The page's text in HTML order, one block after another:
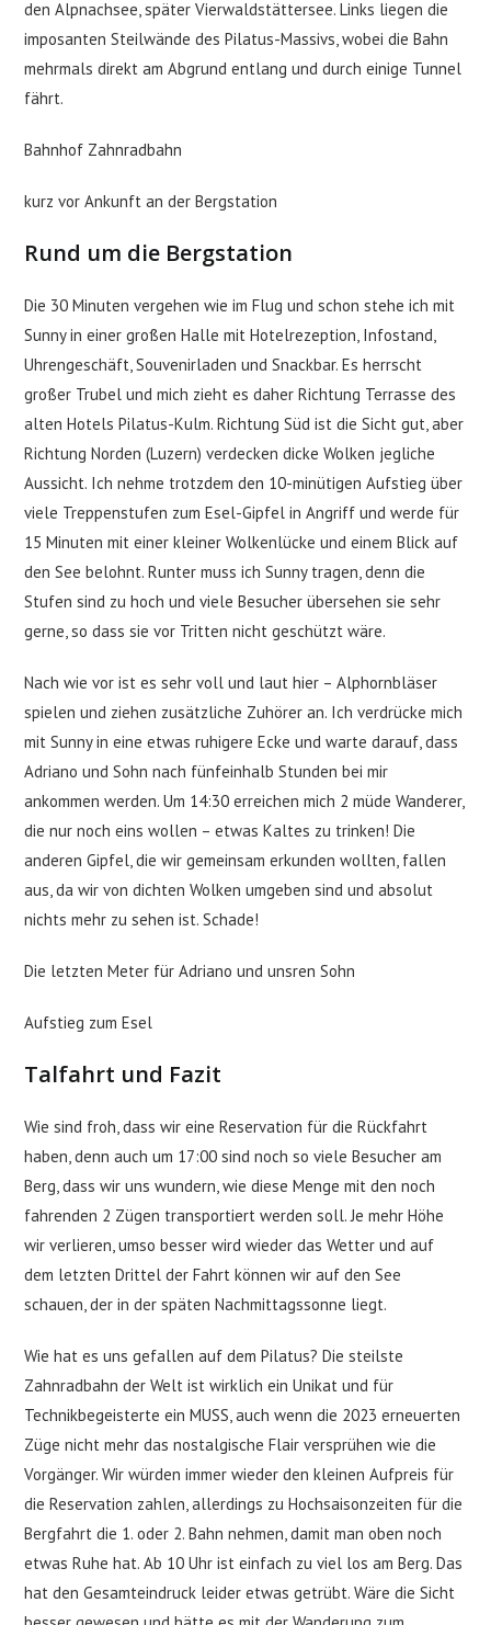
den Alpnachsee, später Vierwaldstättersee. Links liegen die
imposanten Steilwände des Pilatus-Massivs, wobei die Bahn
mehrmals direkt am Abgrund entlang und durch einige Tunnel
fährt.
Bahnhof Zahnradbahn
kurz vor Ankunft an der Bergstation
Rund um die Bergstation
Die 30 Minuten vergehen wie im Flug und schon stehe ich mit
Sunny in einer großen Halle mit Hotelrezeption, Infostand,
Uhrengeschäft, Souvenirladen und Snackbar. Es herrscht
großer Trubel und mich zieht es daher Richtung Terrasse des
alten Hotels Pilatus-Kulm. Richtung Süd ist die Sicht gut, aber
Richtung Norden (Luzern) verdecken dicke Wolken jegliche
Aussicht. Ich nehme trotzdem den 10-minütigen Aufstieg über
viele Treppenstufen zum Esel-Gipfel in Angriff und werde für
15 Minuten mit einer kleiner Wolkenlücke und einem Blick auf
den See belohnt. Runter muss ich Sunny tragen, denn die
Stufen sind zu hoch und viele Besucher übersehen sie sehr
gerne, so dass sie vor Tritten nicht geschützt wäre.
Nach wie vor ist es sehr voll und laut hier – Alphornbläser
spielen und ziehen zusätzliche Zuhörer an. Ich verdrücke mich
mit Sunny in eine etwas ruhigere Ecke und warte darauf, dass
Adriano und Sohn nach fünfeinhalb Stunden bei mir
ankommen werden. Um 14:30 erreichen mich 2 müde Wanderer,
die nur noch eins wollen – etwas Kaltes zu trinken! Die
anderen Gipfel, die wir gemeinsam erkunden wollten, fallen
aus, da wir von dichten Wolken umgeben sind und absolut
nichts mehr zu sehen ist. Schade!
Die letzten Meter für Adriano und unsren Sohn
Aufstieg zum Esel
Talfahrt und Fazit
Wie sind froh, dass wir eine Reservation für die Rückfahrt
haben, denn auch um 17:00 sind noch so viele Besucher am
Berg, dass wir uns wundern, wie diese Menge mit den noch
fahrenden 2 Zügen transportiert werden soll. Je mehr Höhe
wir verlieren, umso besser wird wieder das Wetter und auf
dem letzten Drittel der Fahrt können wir auf den See
schauen, der in der späten Nachmittagssonne liegt.
Wie hat es uns gefallen auf dem Pilatus? Die steilste
Zahnradbahn der Welt ist wirklich ein Unikat und für
Technikbegeisterte ein MUSS, auch wenn die 2023 erneuerten
Züge nicht mehr das nostalgische Flair versprühen wie die
Vorgänger. Wir würden immer wieder den kleinen Aufpreis für
die Reservation zahlen, allerdings zu Hochsaisonzeiten für die
Bergfahrt die 1. oder 2. Bahn nehmen, damit man oben noch
etwas Ruhe hat. Ab 10 Uhr ist einfach zu viel los am Berg. Das
hat den Gesamteindruck leider etwas getrübt. Wäre die Sicht